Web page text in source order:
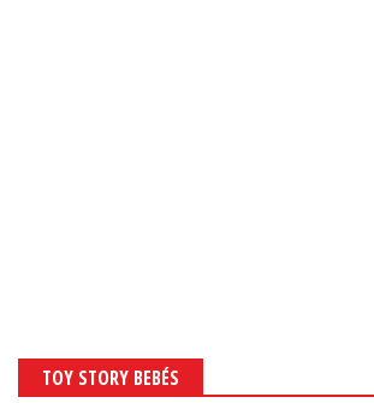
TOY STORY BEBÉS